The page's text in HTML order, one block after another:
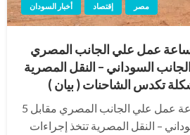
أخبار السودان إقتصاد مصر
وأرقين) 24 ساعة عمل علي الجانب المصري
الجانب السوداني – النقل المصرية
تكدس الشاحنات ( بيان )
( قسطل وأرقين) 24 ساعة عمل علي الجانب المصري مقابل 5
– النقل المصرية تتخذ إجراءات